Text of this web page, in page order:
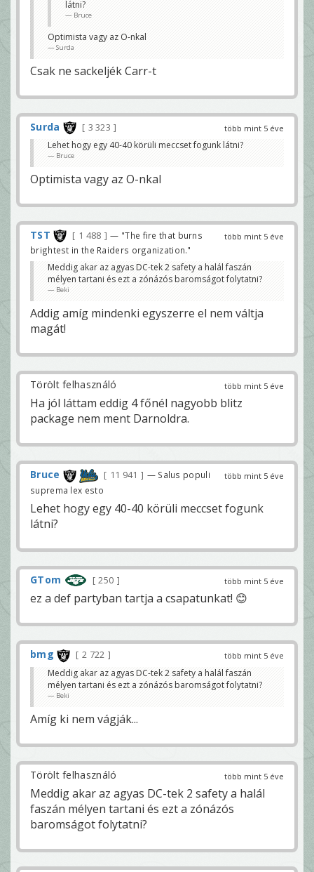
látni?
Bruce
Optimista vagy az O-nkal
Surda
Csak ne sackeljék Carr-t
több mint 5 éve
Surda
3 323
Lehet hogy egy 40-40 körüli meccset fogunk látni?
Bruce
Optimista vagy az O-nkal
több mint 5 éve
TST 1 488
— "The fire that burns
brightest in the Raiders organization."
Meddig akar az agyas DC-tek 2 safety a halál faszán
mélyen tartani és ezt a zónázós baromságot folytatni?
Beki
Addig amíg mindenki egyszerre el nem váltja
magát!
több mint 5 éve
Törölt felhasználó
Ha jól láttam eddig 4 főnél nagyobb blitz
package nem ment Darnoldra.
több mint 5 éve
Bruce 11 941
— Salus populi
suprema lex esto
Lehet hogy egy 40-40 körüli meccset fogunk
látni?
több mint 5 éve
GTom 250
ez a def partyban tartja a csapatunkat! 😊
több mint 5 éve
bmg
2 722
Meddig akar az agyas DC-tek 2 safety a halál faszán
mélyen tartani és ezt a zónázós baromságot folytatni?
Beki
Amíg ki nem vágják...
több mint 5 éve
Törölt felhasználó
Meddig akar az agyas DC-tek 2 safety a halál
faszán mélyen tartani és ezt a zónázós
baromságot folytatni?